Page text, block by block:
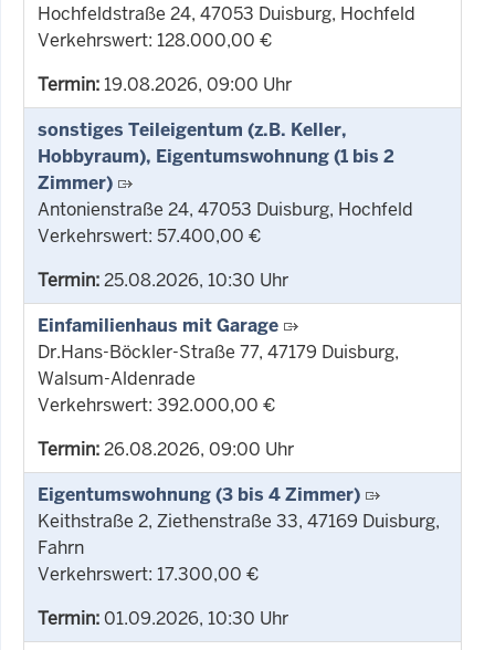
Hochfeldstraße 24, 47053 Duisburg, Hochfeld
Verkehrswert: 128.000,00 €
Termin:19.08.2026, 09:00 Uhr
sonstiges Teileigentum (z.B. Keller,
Hobbyraum), Eigentumswohnung (1 bis 2
Zimmer)
Antonienstraße 24, 47053 Duisburg, Hochfeld
Verkehrswert: 57.400,00 €
Termin:25.08.2026, 10:30 Uhr
Einfamilienhaus mit Garage
Dr.Hans-Böckler-Straße 77, 47179 Duisburg,
Walsum-Aldenrade
Verkehrswert: 392.000,00 €
Termin:26.08.2026, 09:00 Uhr
Eigentumswohnung (3 bis 4 Zimmer)
Keithstraße 2, Ziethenstraße 33, 47169 Duisburg,
Fahrn
Verkehrswert: 17.300,00 €
Termin:01.09.2026, 10:30 Uhr